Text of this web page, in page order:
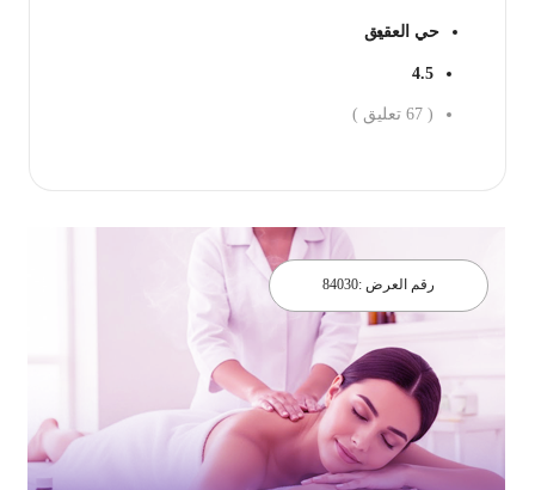
حي العقيق
4.5
67 تعليق )
رقم العرض : 84030